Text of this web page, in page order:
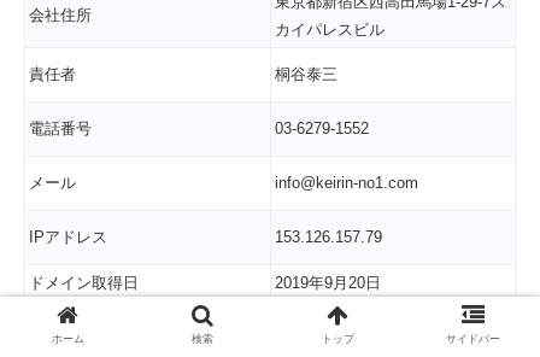
会社住所
カイパレスビル
責任者 桐谷泰三
電話番号 03-6279-1552
メール info@keirin-no1.com
IPアドレス 153.126.157.79
ドメイン取得日 2019年9月20日
ホーム 検索 トップ サイドバー